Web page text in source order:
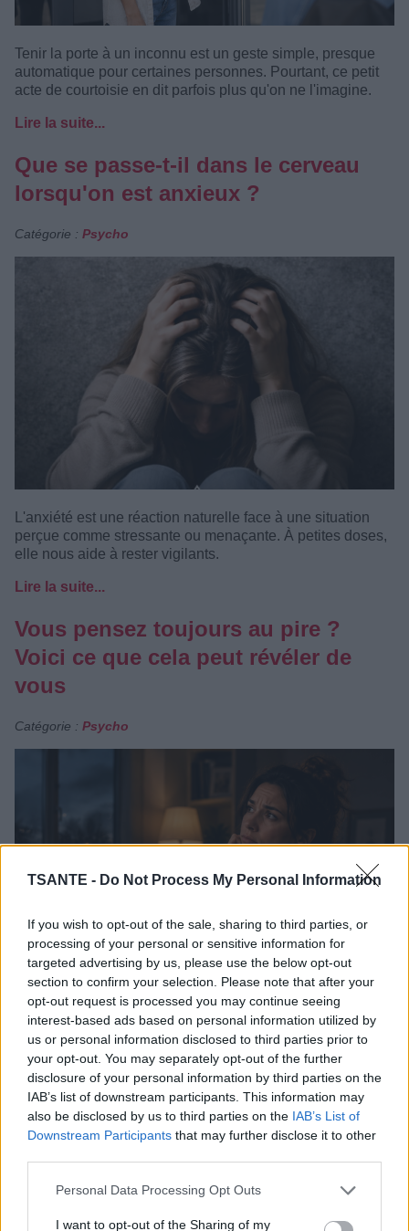
TSANTE - Do Not Process My Personal Information
If you wish to opt-out of the sale, sharing to third parties, or
processing of your personal or sensitive information for
targeted advertising by us, please use the below opt-out
section to confirm your selection. Please note that after your
opt-out request is processed you may continue seeing
interest-based ads based on personal information utilized by
us or personal information disclosed to third parties prior to
your opt-out. You may separately opt-out of the further
disclosure of your personal information by third parties on the
IAB’s list of downstream participants. This information may
also be disclosed by us to third parties on the IAB’s List of
Downstream Participants that may further disclose it to other
Personal Data Processing Opt Outs
I want to opt-out of the Sharing of my
Tenir la porte à un inconnu est un geste simple, presque
automatique pour certaines personnes. Pourtant, ce petit
acte de courtoisie en dit parfois plus qu'on ne l'imagine.
Lire la suite...
Que se passe-t-il dans le cerveau
lorsqu'on est anxieux ?
Catégorie : Psycho
L'anxiété est une réaction naturelle face à une situation
perçue comme stressante ou menaçante. À petites doses,
elle nous aide à rester vigilants.
Lire la suite...
Vous pensez toujours au pire ?
Voici ce que cela peut révéler de
vous
Catégorie : Psycho
Avant un examen, un rendez-vous ou une décision
importante, imaginez-vous automatiquement le pire
scénario ? Cette façon de penser est plus courante qu'on
ne le croit. Si elle peut parfois être source de stress, elle ne
révèle pas forcément une personnalité négative. Elle peut
aussi traduire une manière particulière d'anticiper les
événements.